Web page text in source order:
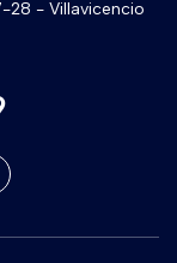
28 - Villavicencio